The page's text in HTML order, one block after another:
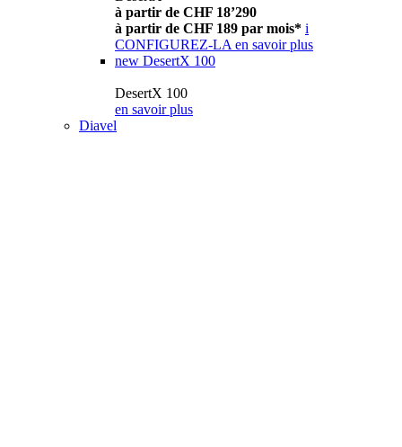
à partir de CHF 18’290
à partir de CHF 189 par mois* i
CONFIGUREZ-LA en savoir plus
new DesertX 100
DesertX 100
en savoir plus
Diavel